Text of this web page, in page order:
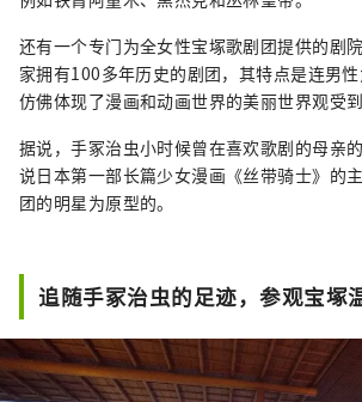
还有一个专门为全女性宝塚歌剧团提供的剧
家拥有100多年历史的剧团，其特点是连男性
仿佛体现了漫画和动画世界的美丽世界观受
据说，手冢治虫小时候曾在喜欢歌剧的母亲
说日本第一部长篇少女漫画《丝带骑士》的
团的明星为原型的。
追随手冢治虫的足迹，参观宝塚